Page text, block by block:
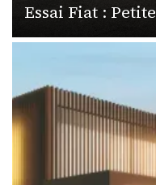
Essai Fiat :